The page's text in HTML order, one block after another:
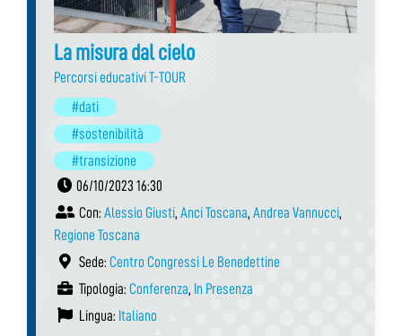
La misura dal cielo
Percorsi educativi T-TOUR
#dati
#sostenibilità
#transizione
06/10/2023 16:30
Con: Alessio Giusti, Anci Toscana, Andrea Vannucci,
Regione Toscana
Sede: Centro Congressi Le Benedettine
Tipologia: Conferenza, In Presenza
Lingua: Italiano